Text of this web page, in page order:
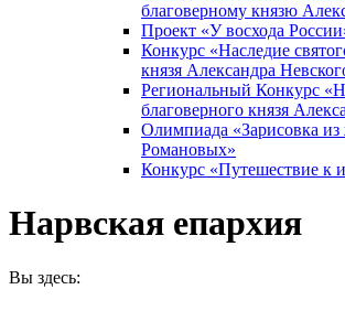
благоверному князю
Проект «У восхода
Конкурс «Наследие
князя Александра
Региональный Конкурс
благоверного князя
Олимпиада «Зарисовка
Романовых»
Конкурс «Путешествие к
Нарвская епархия
Вы здесь: